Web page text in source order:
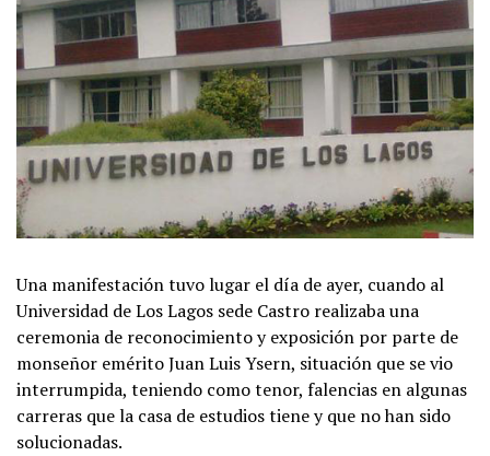
Una manifestación tuvo lugar el día de ayer, cuando al
Universidad de Los Lagos sede Castro realizaba una
ceremonia de reconocimiento y exposición por parte de
monseñor emérito Juan Luis Ysern, situación que se vio
interrumpida, teniendo como tenor, falencias en algunas
carreras que la casa de estudios tiene y que no han sido
solucionadas.